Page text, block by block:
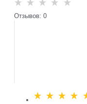
Отзывов: 0